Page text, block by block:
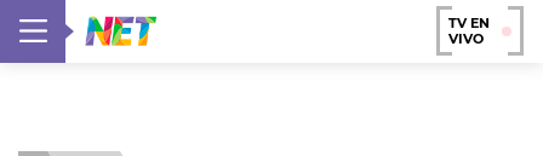
TV EN
VIVO